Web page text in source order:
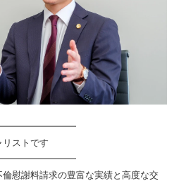
ストです
慰謝料請求の豊富な実績と高度な交